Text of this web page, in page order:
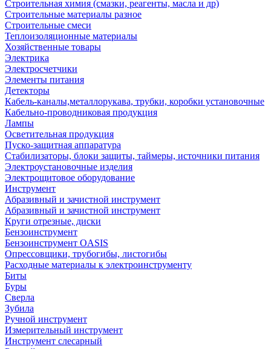
Строительная химия (смазки, реагенты, масла и др)
Строительные материалы разное
Строительные смеси
Теплоизоляционные материалы
Хозяйственные товары
Электрика
Электросчетчики
Элементы питания
Детекторы
Кабель-каналы,металлорукава, трубки, коробки установочные
Кабельно-проводниковая продукция
Лампы
Осветительная продукция
Пуско-защитная аппаратура
Стабилизаторы, блоки защиты, таймеры, источники питания
Электроустановочные изделия
Электрощитовое оборудование
Инструмент
Абразивный и зачистной инструмент
Абразивный и зачистной инструмент
Круги отрезные, диски
Бензоинструмент
Бензоинструмент OASIS
Опрессовщики, трубогибы, листогибы
Расходные материалы к электроинструменту
Биты
Буры
Сверла
Зубила
Ручной инструмент
Измерительный инструмент
Инструмент слесарный